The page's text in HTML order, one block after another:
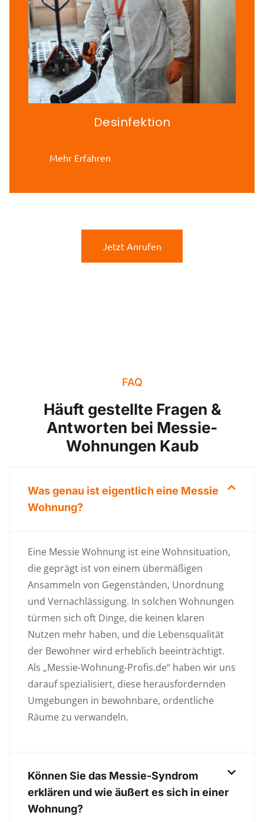
Desinfektion
Mehr Erfahren
Jetzt Anrufen
FAQ
Häuft gestellte Fragen &
Antworten bei Messie-
Wohnungen Kaub
Was genau ist eigentlich eine Messie
Wohnung?
Eine Messie Wohnung ist eine Wohnsituation,
die geprägt ist von einem übermäßigen
Ansammeln von Gegenständen, Unordnung
und Vernachlässigung. In solchen Wohnungen
türmen sich oft Dinge, die keinen klaren
Nutzen mehr haben, und die Lebensqualität
der Bewohner wird erheblich beeinträchtigt.
Als „Messie-Wohnung-Profis.de“ haben wir uns
darauf spezialisiert, diese herausfordernden
Umgebungen in bewohnbare, ordentliche
Räume zu verwandeln.
Können Sie das Messie-Syndrom
erklären und wie äußert es sich in einer
Wohnung?